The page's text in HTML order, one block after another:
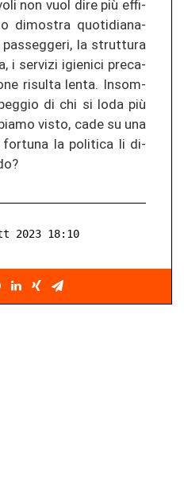
non vuol dire più ef­fi­
di­mos­tra quo­ti­dia­na­
la strut­tu­ra
i ser­vi­zi igie­ni­ci pre­ca­
ri­sul­ta lenta. In­som­
di chi si loda più
visto, cade su una
for­tu­na la po­li­ti­ca li di­
2023 18:10